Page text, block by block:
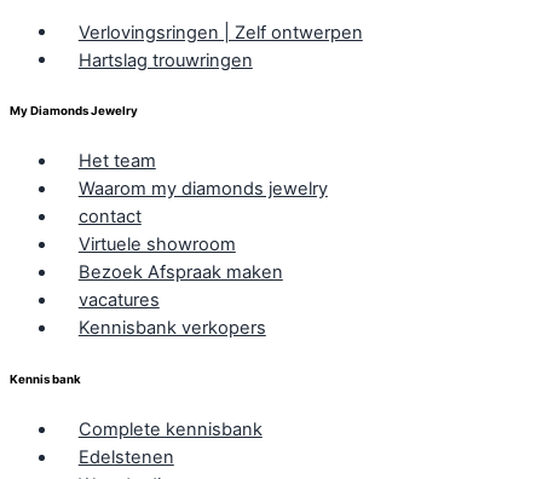
Verlovingsringen | Zelf ontwerpen
Hartslag trouwringen
My Diamonds Jewelry
Het team
Waarom my diamonds jewelry
contact
Virtuele showroom
Bezoek Afspraak maken
vacatures
Kennisbank verkopers
Kennis bank
Complete kennisbank
Edelstenen